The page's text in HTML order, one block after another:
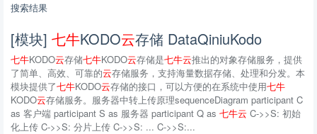
搜索结果
[模块] 七牛KODO云存储 DataQiniuKodo
七牛KODO云存储七牛KODO云存储是七牛云推出的对象存储服务，提供
了简单、高效、可靠的云存储服务，支持海量数据存储、处理和分发。本
模块提供了七牛KODO云存储的接口，可以方便的在系统中使用七牛
KODO云存储服务。服务器中转上传原理sequenceDiagram participant C
as 客户端 participant S as 服务器 participant Q as 七牛云 C->>S: 初始
化上传 C->>S: 分片上传 C->>S: ... C->>S:...